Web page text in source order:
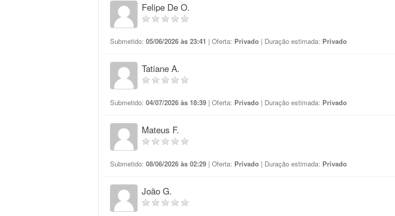
Felipe De O.
Submetido: 05/06/2026 às 23:41 | Oferta: Privado | Duração estimada: Privado
Tatiane A.
Submetido: 04/07/2026 às 18:39 | Oferta: Privado | Duração estimada: Privado
Mateus F.
Submetido: 08/06/2026 às 02:29 | Oferta: Privado | Duração estimada: Privado
João G.